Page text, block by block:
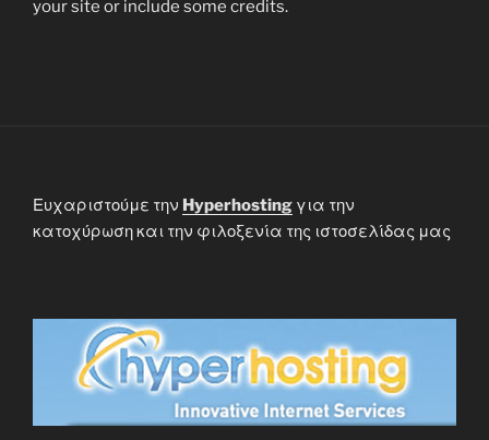
your site or include some credits.
Ευχαριστούμε την Hyperhosting για την
κατοχύρωση και την φιλοξενία της ιστοσελίδας μας